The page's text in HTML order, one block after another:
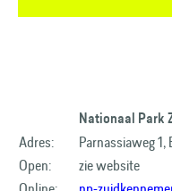
Nationaal Park
Adres:
Parnassiaweg
Open:
zie website